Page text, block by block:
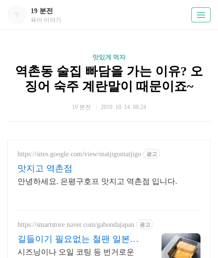
19 분전
육아 이야기
맛있게 먹자
역촌동 술집 빠담을 가는 이유? 오
징어 숙주 계란말이 때문이죠~
19 분전 2019. 10. 14. 08:24
https://sites.google.com/view/matjigomatjigo 광고
맛지고 역촌점
안녕하세요. 은평구호프 맛지고 역촌점 입니다.
https://smartstore.naver.com/gabondajapan 광고
길들이기 필요없는 철팬 일본정
품 항공배송
시즈닝이나 오일 코팅 등 번거로운